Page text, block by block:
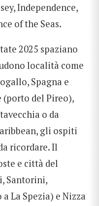
Independence,
of the Seas.
2025 spaziano
località come
Spagna e
(porto del Pireo),
o da
gli ospiti
ricordare. Il
e città del
Santorini,
La Spezia) e Nizza